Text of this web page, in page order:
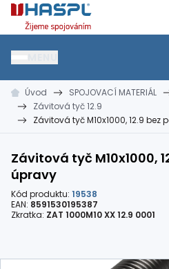
Hašpl
HŘEBÍKY
kramle
SPOJOVACÍ
vruty, šrouby, matice
Úvod SPOJOVACÍ MATERIÁL
Závitová tyč 12.9
Závitová tyč M10x1000, 12.9 bez
Závitová tyč M10x1000,
úpravy
Kód produktu: 19538
EAN: 8591530195387
Zkratka: ZAT 1000M10 XX 12.9 0001